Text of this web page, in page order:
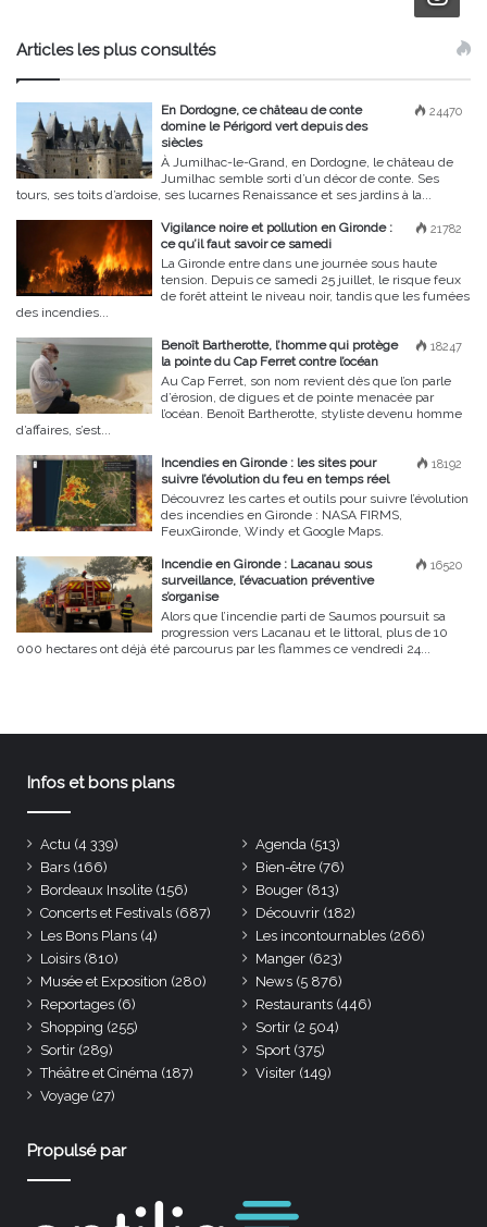
Articles les plus consultés
24470
En Dordogne, ce château de conte
domine le Périgord vert depuis des
siècles
À Jumilhac-le-Grand, en Dordogne, le château de
Jumilhac semble sorti d’un décor de conte. Ses
tours, ses toits d’ardoise, ses lucarnes Renaissance et ses jardins à la...
21782
Vigilance noire et pollution en Gironde :
ce qu’il faut savoir ce samedi
La Gironde entre dans une journée sous haute
tension. Depuis ce samedi 25 juillet, le risque feux
de forêt atteint le niveau noir, tandis que les fumées
des incendies...
18247
Benoît Bartherotte, l’homme qui protège
la pointe du Cap Ferret contre l’océan
Au Cap Ferret, son nom revient dès que l’on parle
d’érosion, de digues et de pointe menacée par
l’océan. Benoît Bartherotte, styliste devenu homme
d’affaires, s’est...
18192
Incendies en Gironde : les sites pour
suivre l’évolution du feu en temps réel
Découvrez les cartes et outils pour suivre l’évolution
des incendies en Gironde : NASA FIRMS,
FeuxGironde, Windy et Google Maps.
16520
Incendie en Gironde : Lacanau sous
surveillance, l’évacuation préventive
s’organise
Alors que l’incendie parti de Saumos poursuit sa
progression vers Lacanau et le littoral, plus de 10
000 hectares ont déjà été parcourus par les flammes ce vendredi 24...
Infos et bons plans
Actu (4 339) Agenda (513)
Bars (166) Bien-être (76)
Bordeaux Insolite (156) Bouger (813)
Concerts et Festivals (687) Découvrir (182)
Les Bons Plans (4) Les incontournables (266)
Loisirs (810) Manger (623)
Musée et Exposition (280) News (5 876)
Reportages (6) Restaurants (446)
Shopping (255) Sortir (2 504)
Sortir (289) Sport (375)
Théâtre et Cinéma (187) Visiter (149)
Voyage (27)
Propulsé par